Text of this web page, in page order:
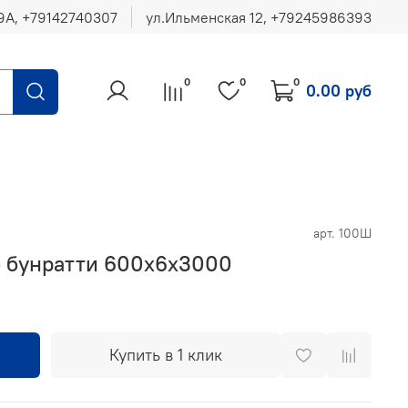
ул.Ильменская 12, ‪+79245986393
0 0 0 0.00 руб
арт. 100Ш
600х6х3000
Купить в 1 клик